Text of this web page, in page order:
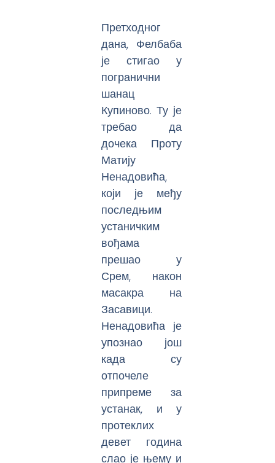
Претходног
дана, Фелбаба
је стигао у
погранични
шанац
Купиново. Ту је
требао да
дочека Проту
Матију
Ненадовића,
који је међу
последњим
устаничким
вођама
прешао у
Срем, након
масакра на
Засавици.
Ненадовића је
упознао још
када су
отпочеле
припреме за
устанак, и у
протеклих
девет година
слао је њему и